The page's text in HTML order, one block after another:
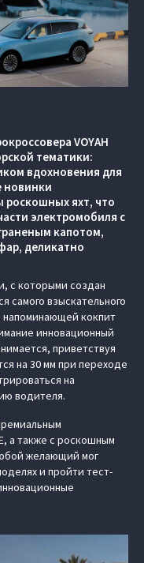
VOYAH
тематики:
вдохновения для
новинки
роскошных яхт, что
электромобиля с
капотом,
деликатно
с которыми создан
самого взыскательного
напоминающей кокпит
инновационный
приветствуя
на 30 мм при переходе
на
водителя.
а также с роскошным
желающий мог
и пройти тест-